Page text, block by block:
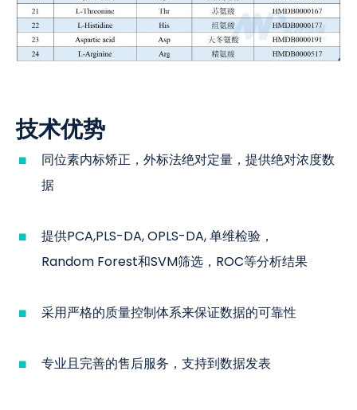
技术优势
同位素内标矫正，外标法绝对定量，提供绝对浓度数
据
提供PCA,PLS-DA, OPLS-DA, 单维检验，
Random Forest和SVM筛选，ROC等分析结果
采用严格的质量控制体系来保证数据的可靠性
专业且完善的售后服务，支持到数据发表